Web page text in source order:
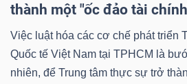
thành một "ốc đảo tài
Việc luật hóa các cơ chế phát triển
Quốc tế Việt Nam tại TPHCM là
nhiên, để Trung tâm thực sự trở